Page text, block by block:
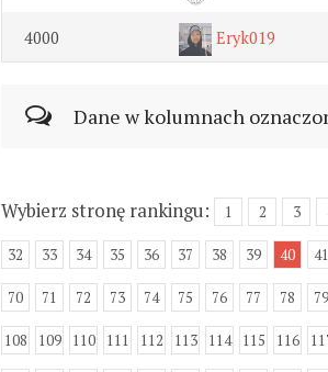
4000 Eryk019
Dane w kolumnach
Wybierz stronę rankingu: 1 2 3
32 33 34 35 36 37 38 39 40 41
70 71 72 73 74 75 76 77 78 79
108 109 110 111 112 113 114 115 116